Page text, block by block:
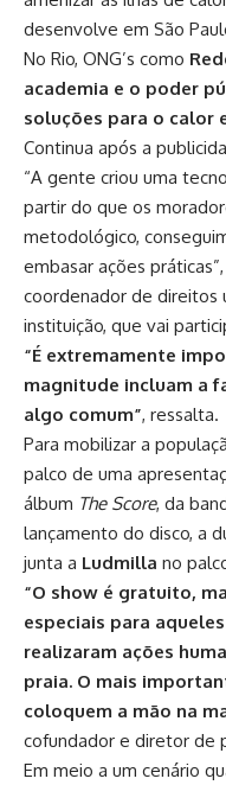
desenvolve em São
No Rio, ONG’s como
academia e o poder
soluções para o calor
Continua após a
“A gente criou uma
partir do que os
metodológico,
embasar ações
coordenador de direitos
instituição, que vai
“É extremamente
magnitude incluam a
algo comum”, ressalta.
Para mobilizar a
palco de uma
álbum The Score, da
lançamento do disco, a
junta a Ludmilla no
“O show é gratuito,
especiais para
realizaram ações
praia. O mais
coloquem a mão na
cofundador e diretor de
Em meio a um cenário